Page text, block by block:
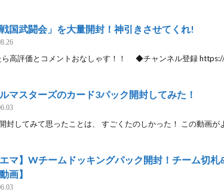
国武闘会」を大量開封！神引きさせてくれ!
ら高評価とコメントおなしゃす！！ ◆チャンネル登録
マスターズのカード3パック開封してみた！
封してみて思ったことは、 すごくたのしかった！ この動画
エマ】Wチームドッキングパック開封！チーム切
画】